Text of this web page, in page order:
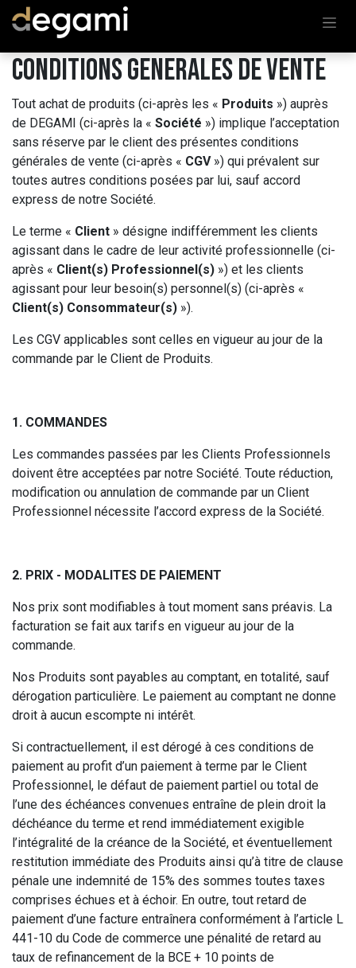
Se rendre au contenu
CONDITIONS GENERALES DE VENTE
Tout achat de produits (ci-après les « Produits ») auprès
de DEGAMI (ci-après la « Société ») implique l’acceptation
sans réserve par le client des présentes conditions
générales de vente (ci-après « CGV») qui prévalent sur
toutes autres conditions posées par lui, sauf accord
express de notre Société.
Le terme « Client » désigne indifféremment les clients
agissant dans le cadre de leur activité professionnelle (ci-
après « Client(s) Professionnel(s) ») et les clients
agissant pour leur besoin(s) personnel(s) (ci-après «
Client(s) Consommateur(s) »).
Les CGV applicables sont celles en vigueur au jour de la
commande par le Client de Produits.
1. COMMANDES
Les commandes passées par les Clients Professionnels
doivent être acceptées par notre Société. Toute réduction,
modification ou annulation de commande par un Client
Professionnel nécessite l’accord express de la Société.
2. PRIX - MODALITES DE PAIEMENT
Nos prix sont modifiables à tout moment sans préavis. La
facturation se fait aux tarifs en vigueur au jour de la
commande.
Nos Produits sont payables au comptant, en totalité, sauf
dérogation particulière. Le paiement au comptant ne donne
droit à aucun escompte ni intérêt.
Si contractuellement, il est dérogé à ces conditions de
paiement au profit d’un paiement à terme par le Client
Professionnel, le défaut de paiement partiel ou total de
l’une des échéances convenues entraîne de plein droit la
déchéance du terme et rend immédiatement exigible
l’intégralité de la créance de la Société, et éventuellement
restitution immédiate des Produits ainsi qu’à titre de clause
pénale une indemnité de 15% des sommes toutes taxes
comprises échues et à échoir. En outre, tout retard de
paiement d’une facture entraînera conformément à l’article L
441-10 du Code de commerce une pénalité de retard au
taux de refinancement de la BCE + 10 points de